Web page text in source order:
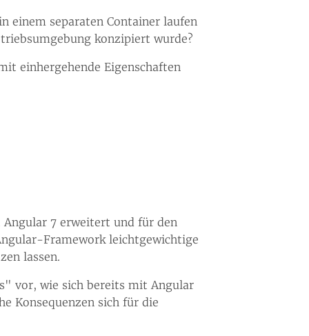
einem separaten Container laufen
konzipiert wurde?
einhergehende Eigenschaften
7 erweitert und für den
Framework leichtgewichtige
lassen.
vor, wie sich bereits mit Angular
Konsequenzen sich für die